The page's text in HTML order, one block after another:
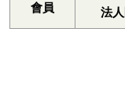
會員
法